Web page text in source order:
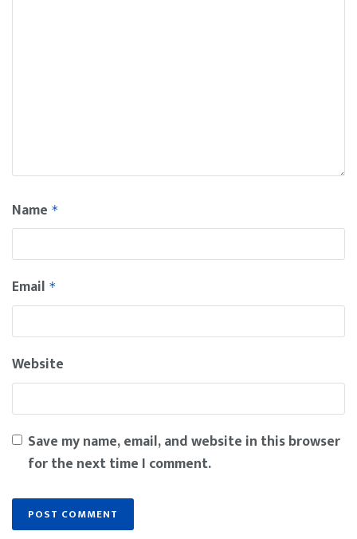
Name *
Email *
Website
Save my name, email, and website in this browser
for the next time I comment.